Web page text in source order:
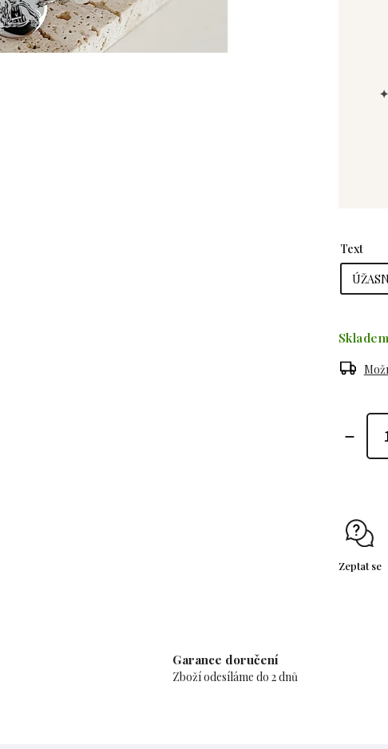
Text
Skladem
Zeptat se
Garance doručení
Zboží odesíláme do 2 dnů